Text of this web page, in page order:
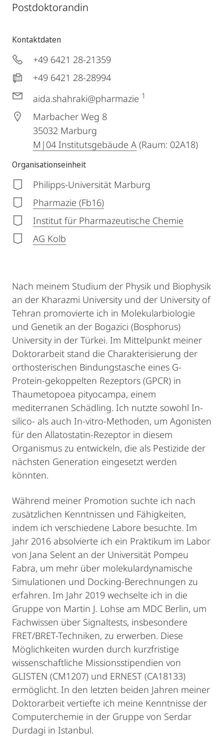
Postdoktorandin
Kontaktdaten
+49 6421 28-21359
+49 6421 28-28994
aida.shahraki@pharmazie 1
Marbacher Weg 8
35032 Marburg
M|04 Institutsgebäude A (Raum: 02A18)
Organisationseinheit
Philipps-Universität Marburg
Pharmazie (Fb16)
Institut für Pharmazeutische Chemie
AG Kolb
Nach meinem Studium der Physik und Biophysik
an der Kharazmi University und der University of
Tehran promovierte ich in Molekularbiologie
und Genetik an der Bogazici (Bosphorus)
University in der Türkei. Im Mittelpunkt meiner
Doktorarbeit stand die Charakterisierung der
orthosterischen Bindungstasche eines G-
Protein-gekoppelten Rezeptors (GPCR) in
Thaumetopoea pityocampa, einem
mediterranen Schädling. Ich nutzte sowohl In-
silico- als auch In-vitro-Methoden, um Agonisten
für den Allatostatin-Rezeptor in diesem
Organismus zu entwickeln, die als Pestizide der
nächsten Generation eingesetzt werden
könnten.
Während meiner Promotion suchte ich nach
zusätzlichen Kenntnissen und Fähigkeiten,
indem ich verschiedene Labore besuchte. Im
Jahr 2016 absolvierte ich ein Praktikum im Labor
von Jana Selent an der Universität Pompeu
Fabra, um mehr über molekulardynamische
Simulationen und Docking-Berechnungen zu
erfahren. Im Jahr 2019 wechselte ich in die
Gruppe von Martin J. Lohse am MDC Berlin, um
Fachwissen über Signaltests, insbesondere
FRET/BRET-Techniken, zu erwerben. Diese
Möglichkeiten wurden durch kurzfristige
wissenschaftliche Missionsstipendien von
GLISTEN (CM1207) und ERNEST (CA18133)
ermöglicht. In den letzten beiden Jahren meiner
Doktorarbeit vertiefte ich meine Kenntnisse der
Computerchemie in der Gruppe von Serdar
Durdagi in Istanbul.